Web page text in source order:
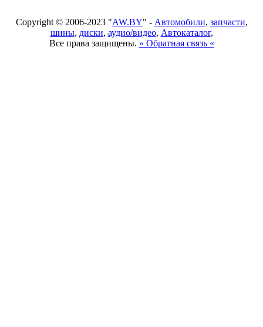
Copyright © 2006-2023 "AW.BY" - Автомобили, запчасти,
шины, диски, аудио/видео, Автокаталог,
Все права защищены. » Обратная связь «